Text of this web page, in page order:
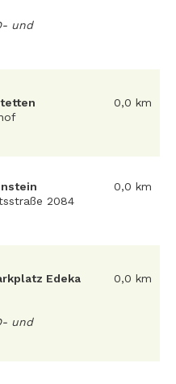
und
0,0 km
2084
0,0 km
Edeka
und
0,0 km